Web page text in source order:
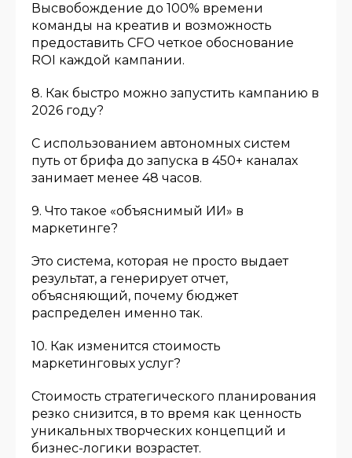
Высвобождение до 100% времени
команды на креатив и возможность
предоставить CFO четкое обоснование
ROI каждой кампании.
8. Как быстро можно запустить кампанию в
2026 году?
С использованием автономных систем
путь от брифа до запуска в 450+ каналах
занимает менее 48 часов.
9. Что такое «объяснимый ИИ» в
маркетинге?
Это система, которая не просто выдает
результат, а генерирует отчет,
объясняющий, почему бюджет
распределен именно так.
10. Как изменится стоимость
маркетинговых услуг?
Стоимость стратегического планирования
резко снизится, в то время как ценность
уникальных творческих концепций и
бизнес-логики возрастет.